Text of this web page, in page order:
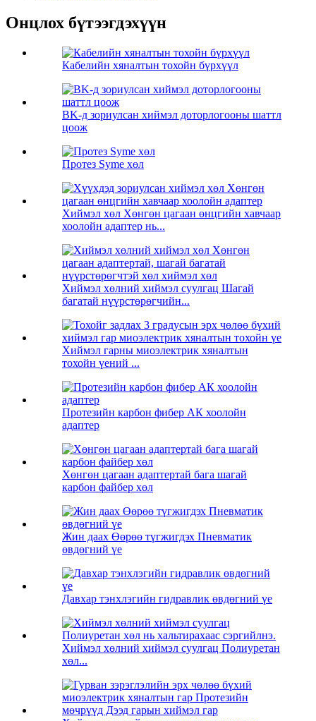
Онцлох бүтээгдэхүүн
Кабелийн хяналтын тохойн бүрхүүл
BK-д зориулсан хиймэл доторлогооны шаттл
цоож
Протез Syme хөл
Хиймэл хөл Хөнгөн цагаан өнцгийн хавчаар
хоолойн адаптер нь...
Хиймэл хөлний хиймэл суулгац Шагай
багатай нүүрстөрөгчийн...
Хиймэл гарны миоэлектрик хяналтын
тохойн үений ...
Протезийн карбон фибер АК хоолойн
адаптер
Хөнгөн цагаан адаптертай бага шагай
карбон файбер хөл
Жин даах Өөрөө түгжигдэх Пневматик
өвдөгний үе
Давхар тэнхлэгийн гидравлик өвдөгний үе
Хиймэл хөлний хиймэл суулгац Полиуретан
хөл...